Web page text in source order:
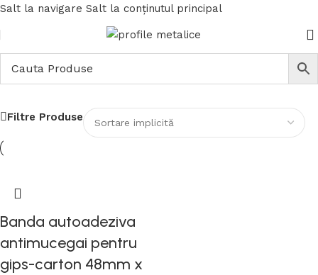
Salt la navigare Salt la conținutul principal
Banda Imbinare Rigips
Filtre Produse
Banda autoadeziva
antimucegai pentru
gips-carton 48mm x